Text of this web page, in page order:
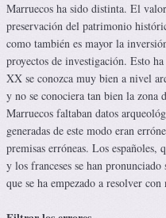
Marruecos ha sido distinta. El
preservación del patrimonio
como también es mayor la
proyectos de investigación. Esto
XX se conozca muy bien a nivel
y no se conociera tan bien la zona
Marruecos faltaban datos
generadas de este modo eran
premisas erróneas. Los
y los franceses se han
que se ha empezado a resolver